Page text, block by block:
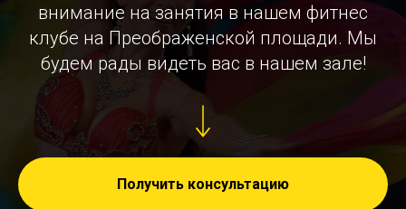
внимание на занятия в нашем фитнес
клубе на Преображенской площади. Мы
будем рады видеть вас в нашем зале!
Получить консультацию